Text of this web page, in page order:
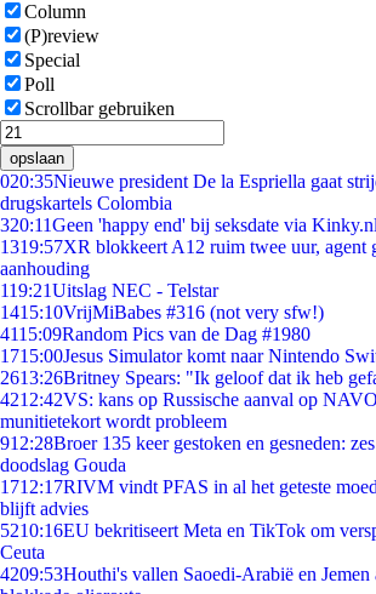
Column
(P)review
Special
Poll
Scrollbar gebruiken
opslaan
020:35Nieuwe president De la Espriella gaat
drugskartels Colombia
320:11Geen 'happy end' bij seksdate via Kinky.nl
1319:57XR blokkeert A12 ruim twee uur, agent
aanhouding
119:21Uitslag NEC - Telstar
1415:10VrijMiBabes #316 (not very sfw!)
4115:09Random Pics van de Dag #1980
1715:00Jesus Simulator komt naar Nintendo
2613:26Britney Spears: "Ik geloof dat ik heb
4212:42VS: kans op Russische aanval op
munitietekort wordt probleem
912:28Broer 135 keer gestoken en gesneden:
doodslag Gouda
1712:17RIVM vindt PFAS in al het geteste
blijft advies
5210:16EU bekritiseert Meta en TikTok om
Ceuta
4209:53Houthi's vallen Saoedi-Arabië en Jemen